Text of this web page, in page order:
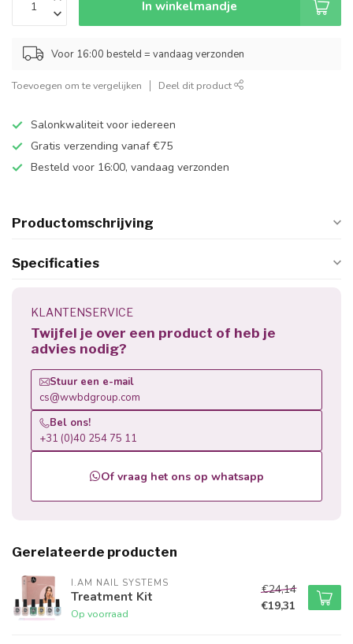
In winkelmandje
Voor 16:00 besteld = vandaag verzonden
Toevoegen om te vergelijken Deel dit product
Salonkwaliteit voor iedereen
Gratis verzending vanaf €75
Besteld voor 16:00, vandaag verzonden
Productomschrijving
Specificaties
KLANTENSERVICE
Twijfel je over een product of heb je
advies nodig?
Stuur een e-mail
cs@wwbdgroup.com
Bel ons!
+31 (0)40 254 75 11
Of vraag het ons op whatsapp
Gerelateerde producten
I.AM NAIL SYSTEMS
Treatment Kit
Op voorraad
€24,14
€19,31